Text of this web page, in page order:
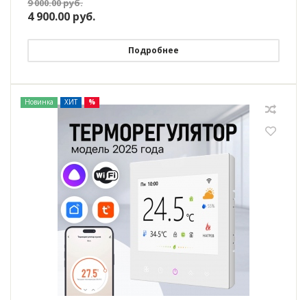
9 000.00руб.
4 900.00 руб.
Подробнее
Новинка ХИТ %